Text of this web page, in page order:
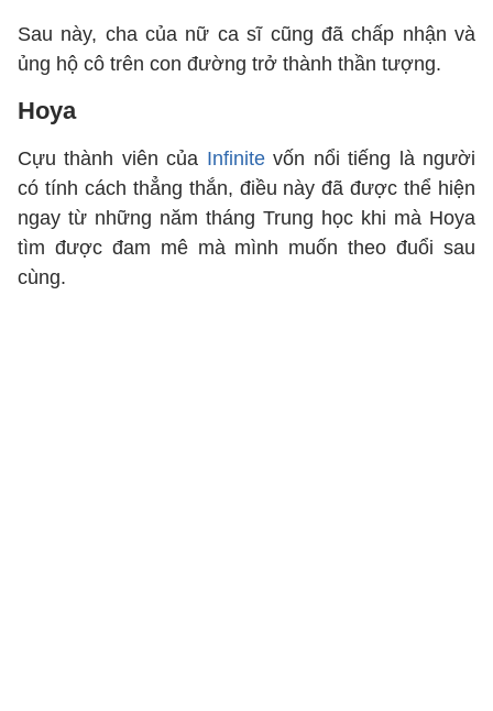
Sau này, cha của nữ ca sĩ cũng đã chấp nhận và
ủng hộ cô trên con đường trở thành thần tượng.
Hoya
Cựu thành viên của Infinitevốn nổi tiếng là người
có tính cách thẳng thắn, điều này đã được thể hiện
ngay từ những năm tháng Trung học khi mà Hoya
tìm được đam mê mà mình muốn theo đuổi sau
cùng.